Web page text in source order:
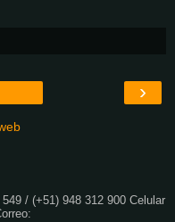
›
/ (+51) 948 312 900 Celular